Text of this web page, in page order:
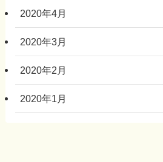
2020年4月
2020年3月
2020年2月
2020年1月